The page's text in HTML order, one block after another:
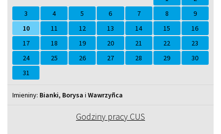
3
4 5 6 7 8
9
10
11 12 13 14 15
16
17
18 19 20 21 22
23
24
25 26 27 28 29
30
31
Imieniny
Imieniny: Bianki, Borysa i Wawrzyñca
Godziny pracy CUS